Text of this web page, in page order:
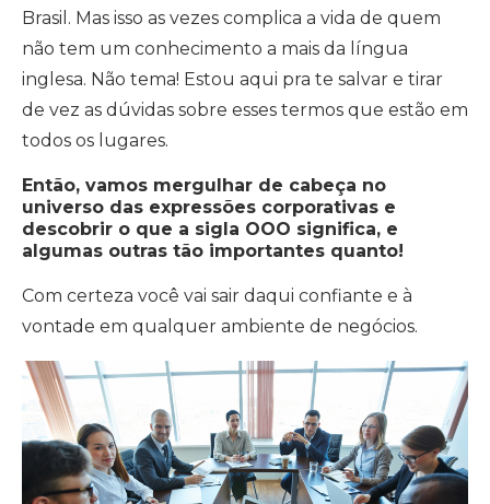
Brasil. Mas isso as vezes complica a vida de quem
não tem um conhecimento a mais da língua
inglesa. Não tema! Estou aqui pra te salvar e tirar
de vez as dúvidas sobre esses termos que estão em
todos os lugares.
Então, vamos mergulhar de cabeça no
universo das expressões corporativas e
descobrir o que a sigla OOO significa, e
algumas outras tão importantes quanto!
Com certeza você vai sair daqui confiante e à
vontade em qualquer ambiente de negócios.